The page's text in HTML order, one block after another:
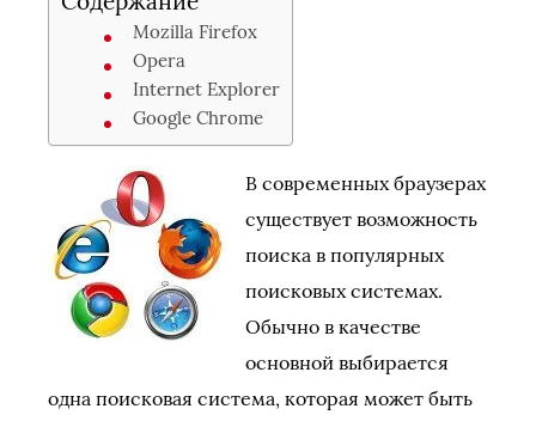
Mozilla Firefox
Opera
Internet Explorer
Google Chrome
В современных браузерах
существует возможность
поиска в популярных
поисковых системах.
Обычно в качестве
основной выбирается
одна поисковая система, которая может быть